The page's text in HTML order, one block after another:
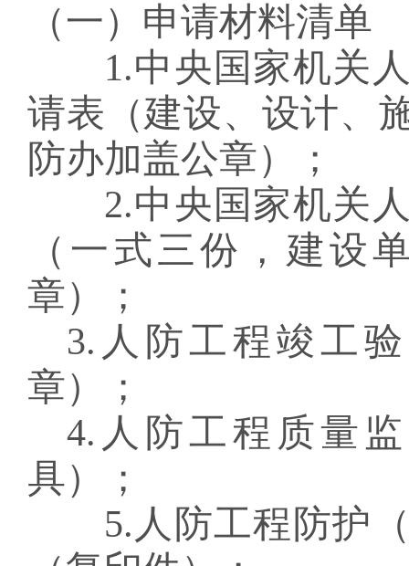
（一）申请材料清单
1.中央国家机关
请表（建设、设计、
防办加盖公章）；
2.中央国家机关
（一式三份，建设
章）；
3. 人防工程竣工
章）；
4. 人防工程质量
具）；
5. 人防工程防护